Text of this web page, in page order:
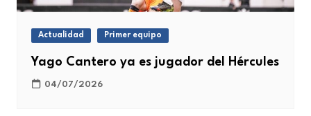
Actualidad Primer equipo
Yago Cantero ya es jugador del Hércules
04/07/2026